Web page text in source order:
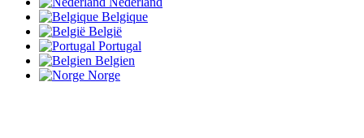
Belgique
België
Portugal
Belgien
Norge